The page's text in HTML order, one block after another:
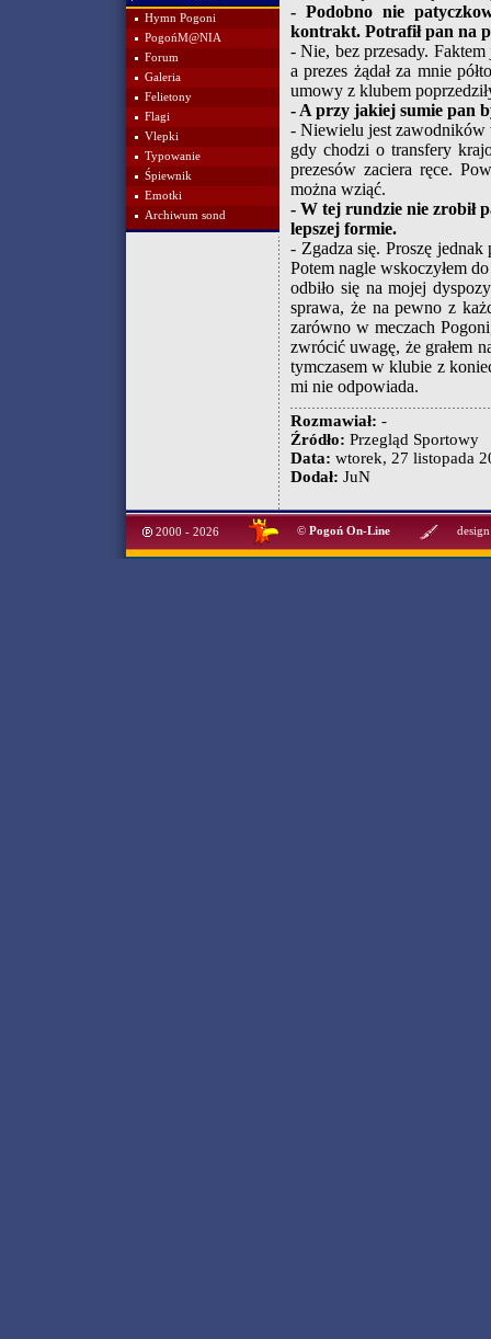
Hymn Pogoni
PogońM@NIA
Forum
Galeria
Felietony
Flagi
Vlepki
Typowanie
Śpiewnik
Emotki
Archiwum sond
- Podobno nie
kontrakt. Potrafił pan na
- Nie, bez przesady. Faktem
a prezes żądał za mnie
umowy z klubem
- A przy jakiej sumie pan
- Niewielu jest zawodników
gdy chodzi o transfery
prezesów zaciera ręce.
można wziąć.
- W tej rundzie nie zrobił
lepszej formie.
- Zgadza się. Proszę jednak
Potem nagle wskoczyłem
odbiło się na mojej
sprawa, że na pewno z
zarówno w meczach
zwrócić uwagę, że grałem
tymczasem w klubie z
mi nie odpowiada.
Rozmawiał: -
Źródło: Przegląd Sportowy
Data: wtorek, 27 listopada
Dodał: JuN
2000 - 2026 © Pogoń On-Line